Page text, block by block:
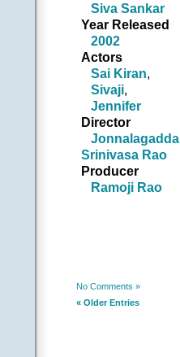
Siva Sankar
Year Released
2002
Actors
Sai Kiran,
Sivaji,
Jennifer
Director
Jonnalagadda
Srinivasa Rao
Producer
Ramoji Rao
No Comments »
« Older Entries